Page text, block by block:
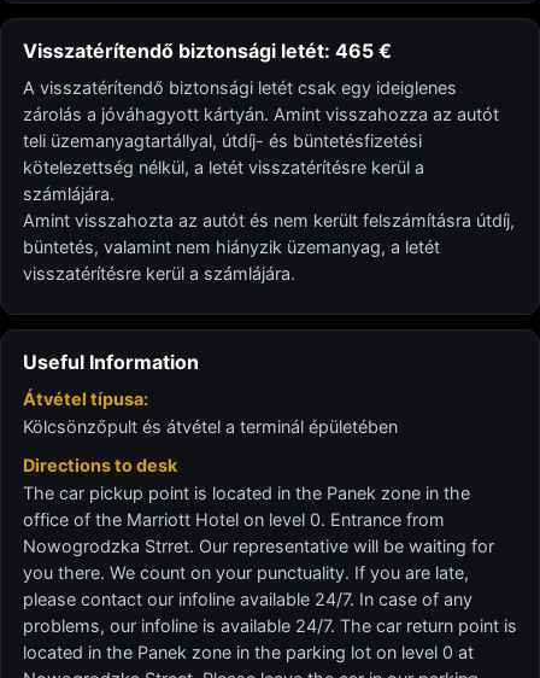
Visszatérítendő biztonsági letét: 465 €
A visszatérítendő biztonsági letét csak egy ideiglenes
zárolás a jóváhagyott kártyán. Amint visszahozza az autót
teli üzemanyagtartállyal, útdíj- és büntetésfizetési
kötelezettség nélkül, a letét visszatérítésre kerül a
számlájára.
Amint visszahozta az autót és nem került felszámításra útdíj,
büntetés, valamint nem hiányzik üzemanyag, a letét
visszatérítésre kerül a számlájára.
Useful Information
Átvétel típusa:
Kölcsönzőpult és átvétel a terminál épületében
Directions to desk
The car pickup point is located in the Panek zone in the
office of the Marriott Hotel on level 0. Entrance from
Nowogrodzka Strret. Our representative will be waiting for
you there. We count on your punctuality. If you are late,
please contact our infoline available 24/7. In case of any
problems, our infoline is available 24/7. The car return point is
located in the Panek zone in the parking lot on level 0 at